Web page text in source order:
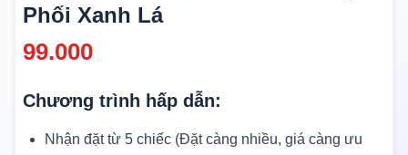
Phối Xanh Lá
99.000
Chương trình hấp dẫn:
Nhận đặt từ 5 chiếc (Đặt càng nhiều, giá càng ưu